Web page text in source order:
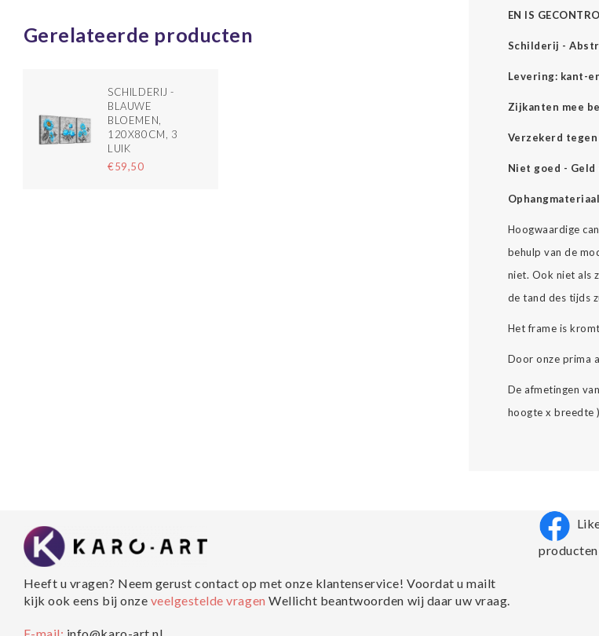
Gerelateerde producten
SCHILDERIJ -
BLAUWE
BLOEMEN,
120X80CM, 3
LUIK
€59,50
EN IS
Schilderij -
Levering: kant-
Zijkanten mee
Verzekerd
Niet goed -
Hoogwaardige
behulp van de
niet. Ook niet als
de tand des tijds
Het frame is
Door onze prima
De afmetingen
hoogte x breedte
Heeft u vragen? Neem gerust contact op met onze klantenservice! Voordat u mailt
kijk ook eens bij onze veelgestelde vragenWellicht beantwoorden wij daar uw vraag.